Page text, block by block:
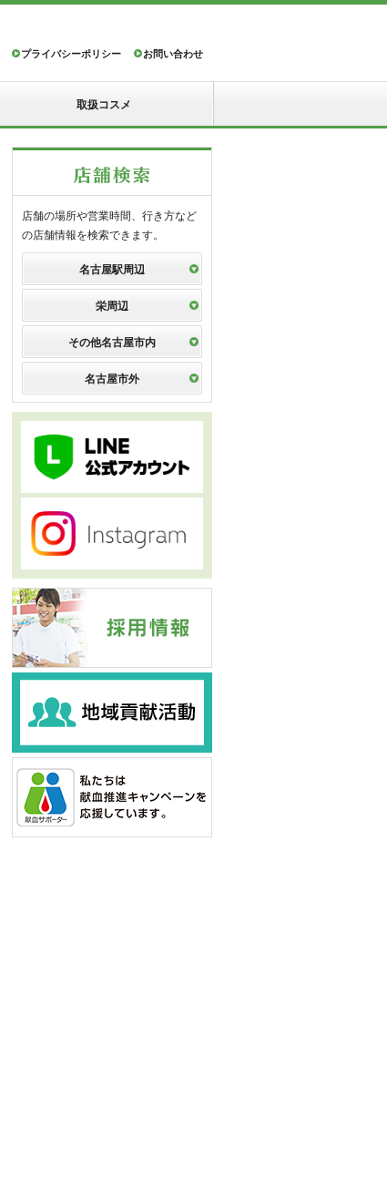
プライバシーポリシー お問い合わせ
取扱コスメ
店舗の場所や営業時間、行き方など
の店舗情報を検索できます。
名古屋駅周辺
栄周辺
その他名古屋市内
名古屋市外